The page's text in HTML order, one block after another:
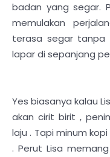
badan yang segar.
memulakan
terasa segar tanpa
lapar di sepanjang
Yes biasanya kalau
akan cirit birit ,
laju . Tapi minum
. Perut Lisa